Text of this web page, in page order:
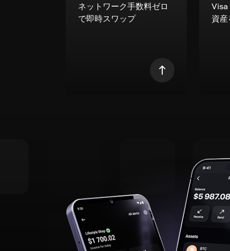
ネットワーク手数料ゼロ
で即時スワップ
資